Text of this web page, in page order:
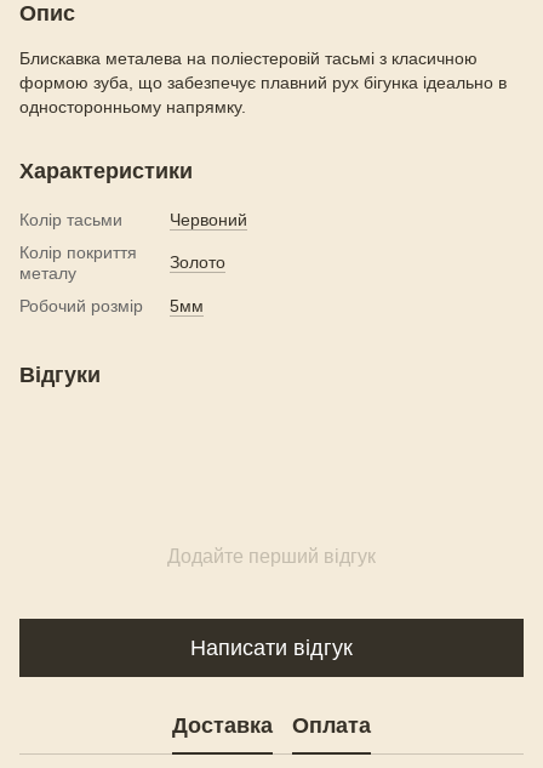
Опис
Блискавка металева на поліестеровій тасьмі з класичною
формою зуба, що забезпечує плавний рух бігунка ідеально в
односторонньому напрямку.
Характеристики
Колір тасьми
Червоний
Колір покриття
металу
Золото
Робочий розмір 5мм
Відгуки
Додайте перший відгук
Написати відгук
Доставка Оплата